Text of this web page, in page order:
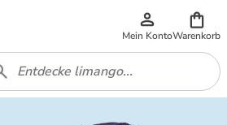
Mein KontoWarenkorb